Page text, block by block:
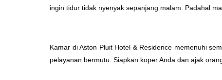
ingin tidur tidak nyenyak sepanjang malam. Padahal
Kamar di Aston Pluit Hotel & Residence memenuhi
pelayanan bermutu. Siapkan koper Anda dan ajak